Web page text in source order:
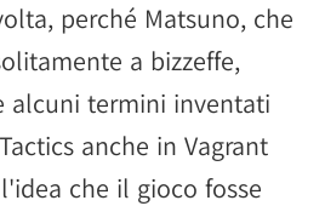
perché Matsuno, che
a bizzeffe,
alcuni termini inventati
anche in Vagrant
che il gioco fosse